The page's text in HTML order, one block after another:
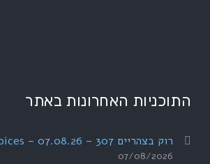
התוכניות האחרונות באתר
רוק בצהריים 307 – 07.08.26 – Uriel's Choices
07/08/2026